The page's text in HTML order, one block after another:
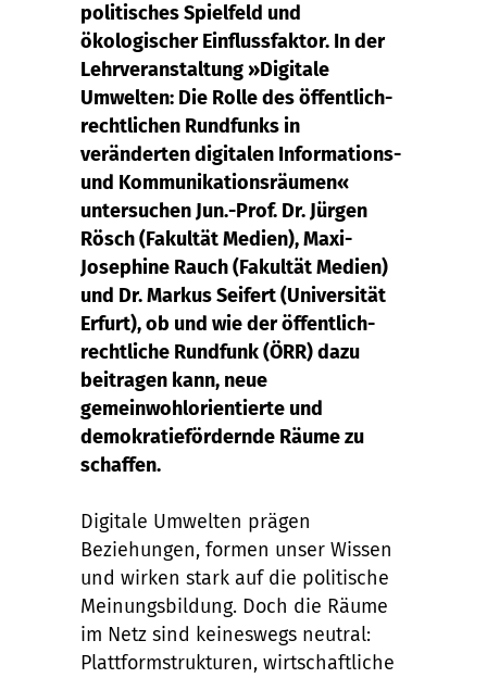
politisches Spielfeld und
ökologischer Einflussfaktor. In der
Lehrveranstaltung »Digitale
Umwelten: Die Rolle des öffentlich-
rechtlichen Rundfunks in
veränderten digitalen Informations-
und Kommunikationsräumen«
untersuchen Jun.-Prof. Dr. Jürgen
Rösch (Fakultät Medien), Maxi-
Josephine Rauch (Fakultät Medien)
und Dr. Markus Seifert (Universität
Erfurt), ob und wie der öffentlich-
rechtliche Rundfunk (ÖRR) dazu
beitragen kann, neue
gemeinwohlorientierte und
demokratiefördernde Räume zu
schaffen.
Digitale Umwelten prägen
Beziehungen, formen unser Wissen
und wirken stark auf die politische
Meinungsbildung. Doch die Räume
im Netz sind keineswegs neutral:
Plattformstrukturen, wirtschaftliche